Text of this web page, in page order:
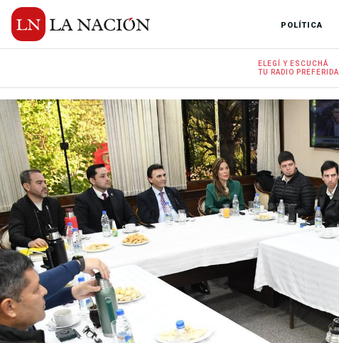
POLÍTICA
ELEGÍ Y ESCUCHÁ
TU RADIO PREFERIDA